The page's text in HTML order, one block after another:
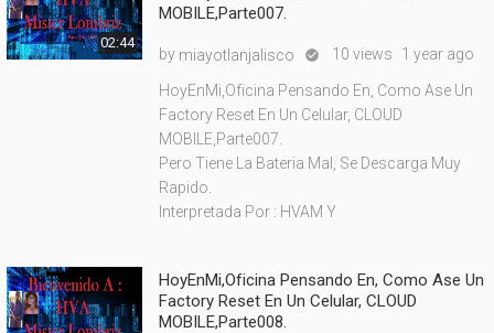
02:44
MOBILE,Parte007.
by miayotlanjalisco  10 views 1 year ago
HoyEnMi,Oficina Pensando En, Como Ase Un
Factory Reset En Un Celular, CLOUD
MOBILE,Parte007.
Pero Tiene La Bateria Mal, Se Descarga Muy
Rapido.
Interpretada Por : HVAM Y
HoyEnMi,Oficina Pensando En, Como Ase Un
Factory Reset En Un Celular, CLOUD
MOBILE,Parte008.